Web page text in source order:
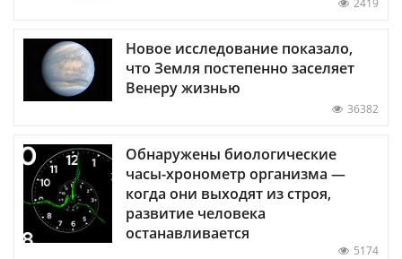
Новое исследование показало,
что Земля постепенно заселяет
Венеру жизнью
36382
Обнаружены биологические
часы-хронометр организма —
когда они выходят из строя,
развитие человека
останавливается
5174